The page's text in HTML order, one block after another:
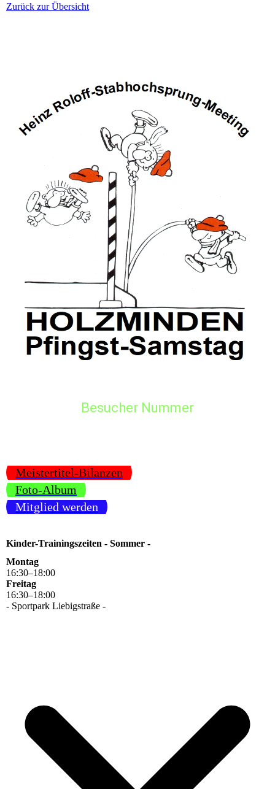
Zurück zur Übersicht
Besucher Nummer
Meistertitel-Bilanzen
Foto-Album
Mitglied werden
Kinder-Trainingszeiten - Sommer -
Montag
16:30–18:00
Freitag
16:30–18:00
- Sportpark Liebigstraße -